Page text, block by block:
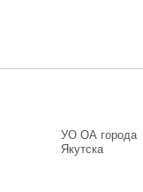
УО ОА города
Якутска